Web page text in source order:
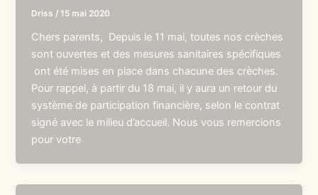
Driss /15 mai 2020
Chers parents, Depuis le 11 mai, toutes nos crèches
sont ouvertes et des mesures sanitaires spécifiques
ont été mises en place dans chacune des crèches.
Pour rappel, à partir du 18 mai, il y aura un retour du
système de participation financière, selon le contrat
signé avec le milieu d’accueil. Nous vous remercions
pour votre